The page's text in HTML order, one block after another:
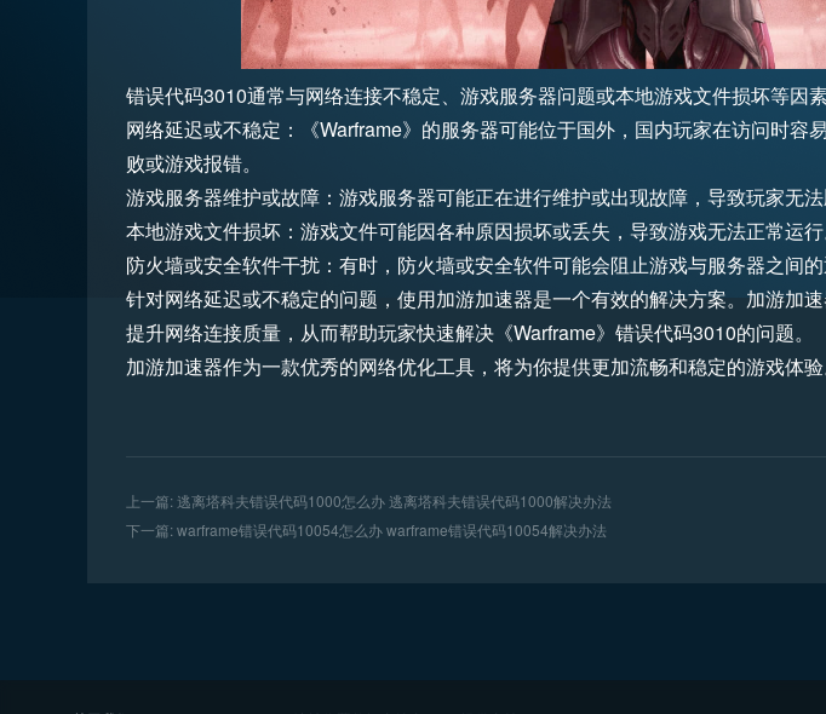
错误代码3010通常与网络连接不稳定、游戏服务器问题或本地游戏文件损坏等因素
网络延迟或不稳定：《Warframe》的服务器可能位于国外，国内玩家在访问时容
败或游戏报错。
游戏服务器维护或故障：游戏服务器可能正在进行维护或出现故障，导致玩家无法
本地游戏文件损坏：游戏文件可能因各种原因损坏或丢失，导致游戏无法正常运行
防火墙或安全软件干扰：有时，防火墙或安全软件可能会阻止游戏与服务器之间
针对网络延迟或不稳定的问题，使用加游加速器是一个有效的解决方案。加游加
提升网络连接质量，从而帮助玩家快速解决《Warframe》错误代码3010的问题。
加游加速器作为一款优秀的网络优化工具，将为你提供更加流畅和稳定的游戏体验
上一篇: 逃离塔科夫错误代码1000怎么办 逃离塔科夫错误代码1000解决办法
下一篇: warframe错误代码10054怎么办 warframe错误代码10054解决办法